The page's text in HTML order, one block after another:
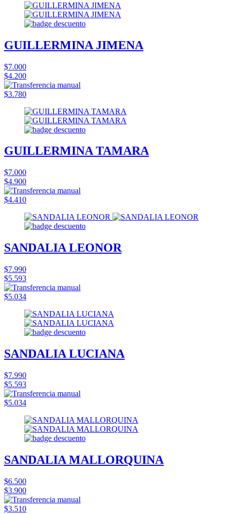
GUILLERMINA JIMENA
$7.000
$4.200
$3.780
GUILLERMINA TAMARA
$7.000
$4.900
$4.410
SANDALIA LEONOR
$7.990
$5.593
$5.034
SANDALIA LUCIANA
$7.990
$5.593
$5.034
SANDALIA MALLORQUINA
$6.500
$3.900
$3.510